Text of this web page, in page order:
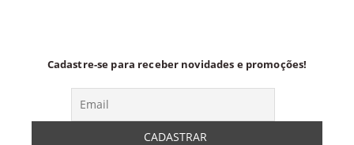
Cadastre-se para receber novidades e promoções!